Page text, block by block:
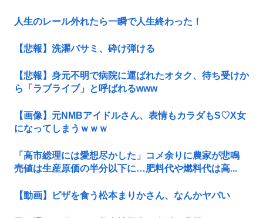
人生のレール外れたら一瞬で人生終わった！
【悲報】洗濯バサミ、砕け弾ける
【悲報】身元不明で病院に運ばれたオタク、待ち受けか
ら「ラブライブ」と呼ばれるwww
【画像】元NMBアイドルさん、表情もカラダもS♡X女
になってしまうｗｗｗ
「高市総理には愛想尽かした」コメ余りに農家が悲鳴
売値は生産原価の半分以下に…肥料代や燃料代は高...
【動画】ピザを食う松本まりかさん、なんかヤバい